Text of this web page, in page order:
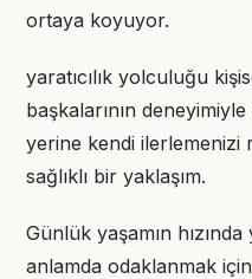
ortaya koyuyor.
yaratıcılık yolculuğu
başkalarının
yerine kendi ilerlemenizi
sağlıklı bir yaklaşım.
Günlük yaşamın
anlamda odaklanmak